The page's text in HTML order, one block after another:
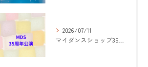
2026/07/11
マイダンスショップ35周年記念公演 振付開始